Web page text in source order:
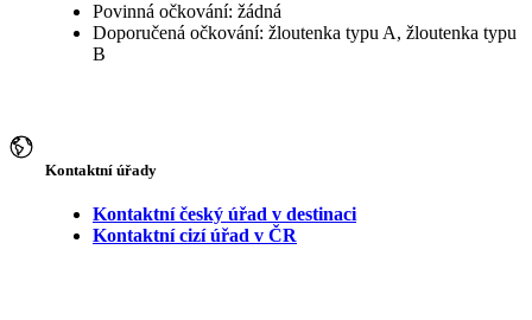
Povinná očkování: žádná
Doporučená očkování: žloutenka typu A, žloutenka typu
B
Kontaktní úřady
Kontaktní český úřad v destinaci
Kontaktní cizí úřad v ČR